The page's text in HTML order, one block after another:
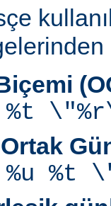
%t
%u %t